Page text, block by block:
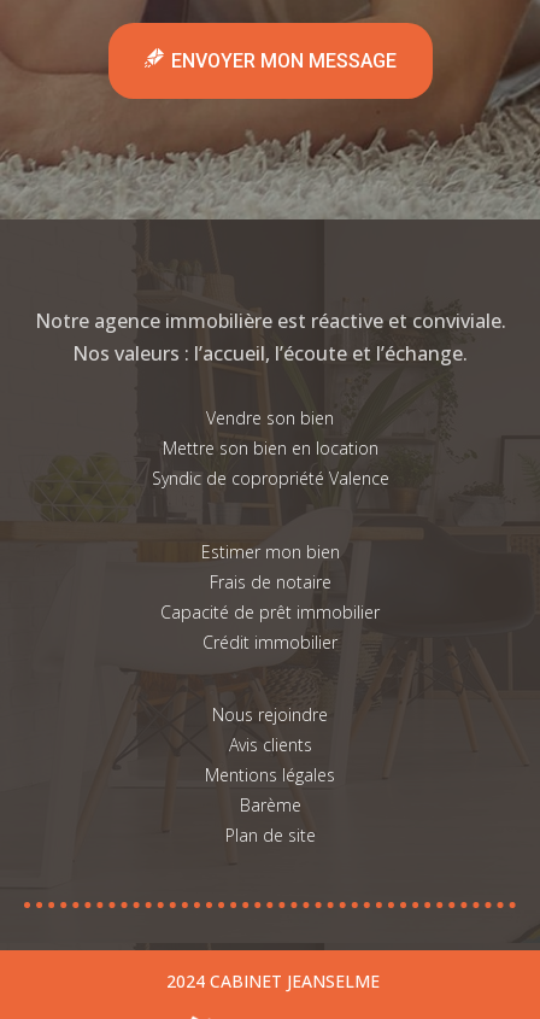
ENVOYER MON MESSAGE
Notre agence immobilière est réactive et conviviale.
Nos valeurs : l’accueil, l’écoute et l’échange.
Vendre son bien
Mettre son bien en location
Syndic de copropriété Valence
Estimer mon bien
Frais de notaire
Capacité de prêt immobilier
Crédit immobilier
Nous rejoindre
Avis clients
Mentions légales
Barème
Plan de site
2024 CABINET JEANSELME